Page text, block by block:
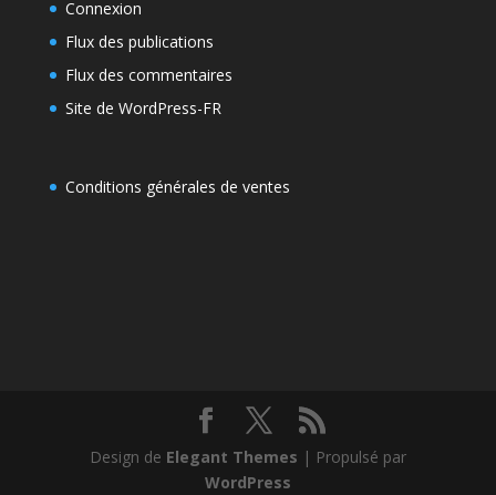
Connexion
Flux des publications
Flux des commentaires
Site de WordPress-FR
Conditions générales de ventes
Design de Elegant Themes | Propulsé par
WordPress